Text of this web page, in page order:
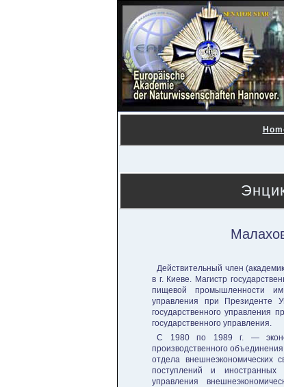
Действительный член
в г. Киеве. Ма­гистр
пищевой промышлен­ности
управления при Прези­денте
государственного
государствен­ного управления.
С 1980 по 1989 г. —
производственного
отдела
поступлений и иностранных
управления